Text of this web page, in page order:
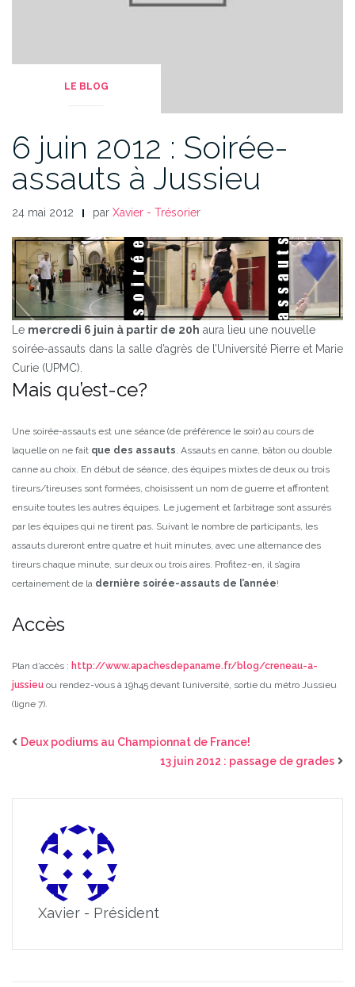
LE BLOG
6 juin 2012 : Soirée-
assauts à Jussieu
24 mai 2012 par Xavier - Trésorier
Le mercredi 6 juin à partir de 20h aura lieu une nouvelle
soirée-assauts dans la salle d’agrès de l’Université Pierre et Marie
Curie (UPMC).
Mais qu’est-ce?
Une soirée-assauts est une séance (de préférence le soir) au cours de
laquelle on ne fait que des assauts . Assauts en canne, bâton ou double
canne au choix. En début de séance, des équipes mixtes de deux ou trois
tireurs/tireuses sont formées, choisissent un nom de guerre et affrontent
ensuite toutes les autres équipes. Le jugement et l’arbitrage sont assurés
par les équipes qui ne tirent pas. Suivant le nombre de participants, les
assauts dureront entre quatre et huit minutes, avec une alternance des
tireurs chaque minute, sur deux ou trois aires. Profitez-en, il s’agira
certainement de la dernière soirée-assauts de l’année!
Accès
Plan d’accès : http://www.apachesdepaname.fr/blog/creneau-a-
jussieu ou rendez-vous à 19h45 devant l’université, sortie du métro Jussieu
(ligne 7).
Deux podiums au Championnat de France!
13 juin 2012 : passage de grades
Xavier - Président